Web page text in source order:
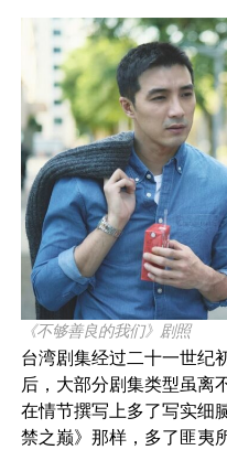
《不够善良的我们》剧照
台湾剧集经过二十一世纪
后，大部分剧集类型虽离
在情节撰写上多了写实细
禁之巅》那样，多了匪夷